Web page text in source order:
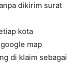
dikirim surat
kota
map
di klaim sebagai